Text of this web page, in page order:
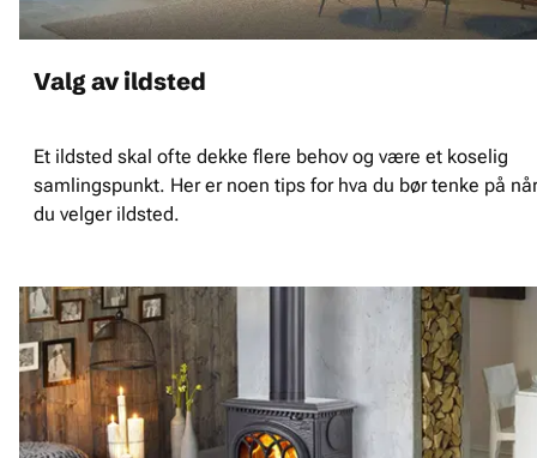
Valg av ildsted
Et ildsted skal ofte dekke flere behov og være et koselig
samlingspunkt. Her er noen tips for hva du bør tenke på når
du velger ildsted.